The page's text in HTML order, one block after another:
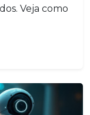
Veja como